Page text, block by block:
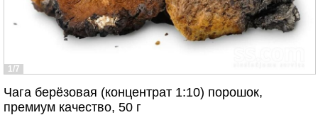
1/7
Чага берёзовая (концентрат 1:10) порошок,
премиум качество, 50 г